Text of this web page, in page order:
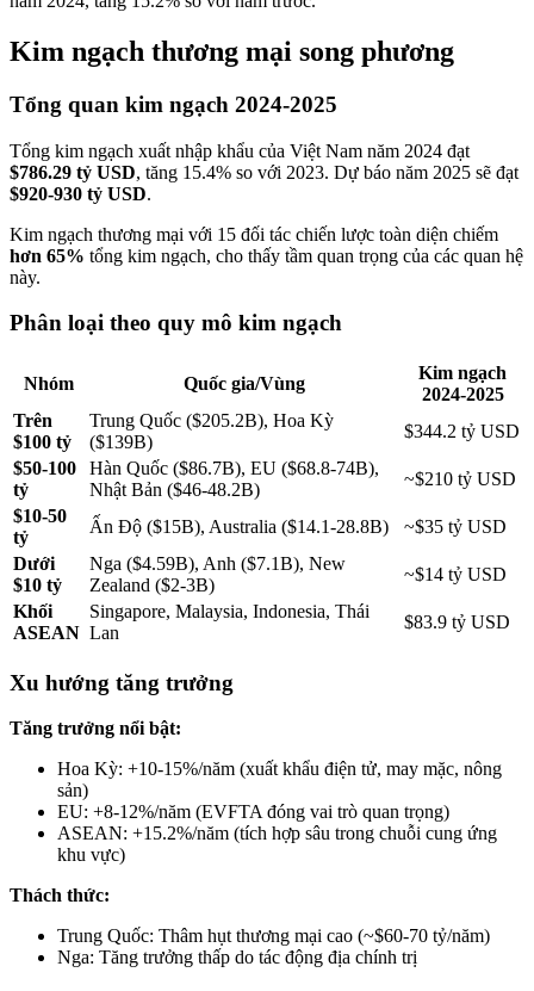
Kim ngạch thương mại song phương
Tổng quan kim ngạch 2024-2025
Tổng kim ngạch xuất nhập khẩu của Việt Nam năm 2024 đạt
$786.29 tỷ USD, tăng 15.4% so với 2023. Dự báo năm 2025 sẽ đạt
$920-930 tỷ USD.
Kim ngạch thương mại với 15 đối tác chiến lược toàn diện chiếm
hơn 65% tổng kim ngạch, cho thấy tầm quan trọng của các quan hệ
này.
Phân loại theo quy mô kim ngạch
Nhóm Quốc gia/Vùng
Kim ngạch
2024-2025
Trên
$100 tỷ
Trung Quốc ($205.2B), Hoa Kỳ
($139B)
$344.2 tỷ USD
$50-100
tỷ
Hàn Quốc ($86.7B), EU ($68.8-74B),
Nhật Bản ($46-48.2B)
~$210 tỷ USD
$10-50
tỷ
Ấn Độ ($15B), Australia ($14.1-28.8B)
~$35 tỷ USD
Dưới
$10 tỷ
Nga ($4.59B), Anh ($7.1B), New
Zealand ($2-3B)
~$14 tỷ USD
Khối
ASEAN
Singapore, Malaysia, Indonesia, Thái
Lan
$83.9 tỷ USD
Xu hướng tăng trưởng
Tăng trưởng nổi bật:
Hoa Kỳ: +10-15%/năm (xuất khẩu điện tử, may mặc, nông
sản)
EU: +8-12%/năm (EVFTA đóng vai trò quan trọng)
ASEAN: +15.2%/năm (tích hợp sâu trong chuỗi cung ứng
khu vực)
Thách thức:
Trung Quốc: Thâm hụt thương mại cao (~$60-70 tỷ/năm)
Nga: Tăng trưởng thấp do tác động địa chính trị